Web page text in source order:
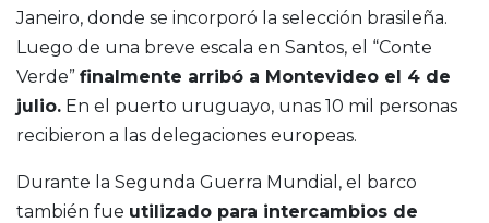
Janeiro, donde se incorporó la selección brasileña.
Luego de una breve escala en Santos, el “Conte
Verde” finalmente arribó a Montevideo el 4 de
julio. En el puerto uruguayo, unas 10 mil personas
recibieron a las delegaciones europeas.
Durante la Segunda Guerra Mundial, el barco
también fue utilizado para intercambios de